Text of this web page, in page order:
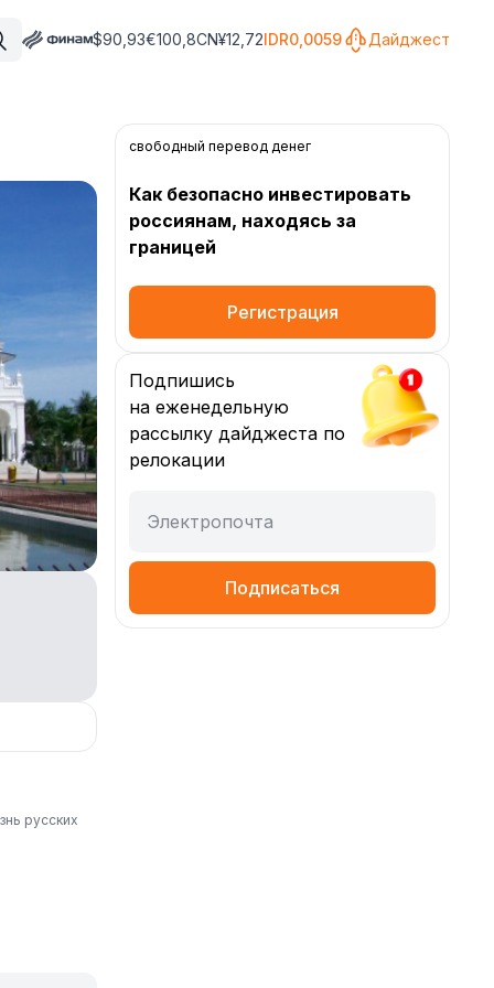
$90,93€100,8CN¥12,72IDR0,0059 Дайджест
русских
свободный перевод денег
Как безопасно инвестировать
россиянам, находясь за
границей
Регистрация
Подпишись
на еженедельную
рассылку дайджеста по
релокации
Электропочта
Подписаться